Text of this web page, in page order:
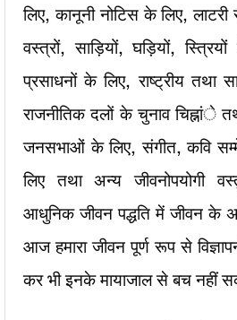
लिए, कानूनी नोटिस के लिए,
वस्त्रों, साड़ियों, घड़ियों,
प्रसाधनों के लिए, राष्ट्रीय तथा
राजनीतिक दलों के चुनाव चिह्नांे
जनसभाओं के लिए, संगीत, कवि
लिए तथा अन्य जीवनोपयोगी
आधुनिक जीवन पद्धति में जीवन के
आज हमारा जीवन पूर्ण रूप से
कर भी इनके मायाजाल से बच नहीं